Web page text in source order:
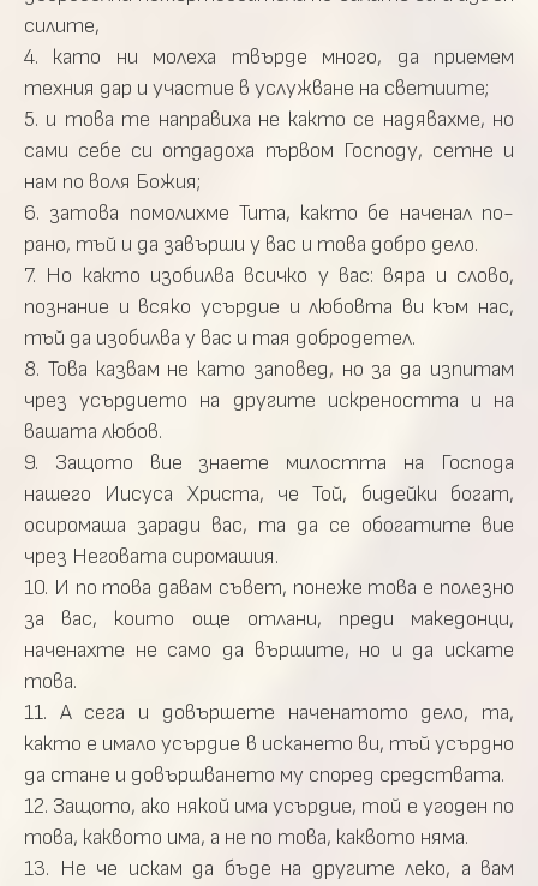
силите,
4. като ни молеха твърде много, да приемем
техния дар и участие в услужване на светиите;
5. и това те направиха не както се надявахме, но
сами себе си отдадоха първом Господу, сетне и
нам по воля Божия;
6. затова помолихме Тита, както бе наченал по-
рано, тъй и да завърши у вас и това добро дело.
7. Но както изобилва всичко у вас: вяра и слово,
познание и всяко усърдие и любовта ви към нас,
тъй да изобилва у вас и тая добродетел.
8. Това казвам не като заповед, но за да изпитам
чрез усърдието на другите искреността и на
вашата любов.
9. Защото вие знаете милостта на Господа
нашего Иисуса Христа, че Той, бидейки богат,
осиромаша заради вас, та да се обогатите вие
чрез Неговата сиромашия.
10. И по това давам съвет, понеже това е полезно
за вас, които още отлани, преди македонци,
наченахте не само да вършите, но и да искате
това.
11. А сега и довършете наченатото дело, та,
както е имало усърдие в искането ви, тъй усърдно
да стане и довършването му според средствата.
12. Защото, ако някой има усърдие, той е угоден по
това, каквото има, а не по това, каквото няма.
13. Не че искам да бъде на другите леко, а вам